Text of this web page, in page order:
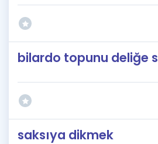
bilardo topunu deliğe
saksıya dikmek